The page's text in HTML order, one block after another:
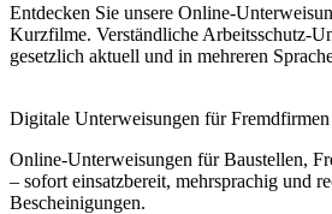
Entdecken Sie unsere Online-
Kurzfilme. Verständliche Arbeitsschutz-
gesetzlich aktuell und in mehreren
Digitale Unterweisungen für Fremdfirmen
Online-Unterweisungen für Baustellen,
– sofort einsatzbereit, mehrsprachig und
Bescheinigungen.